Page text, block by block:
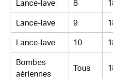
Lance-lave 8
Lance-lave
9
Lance-lave
10
Bombes
aériennes
Tous